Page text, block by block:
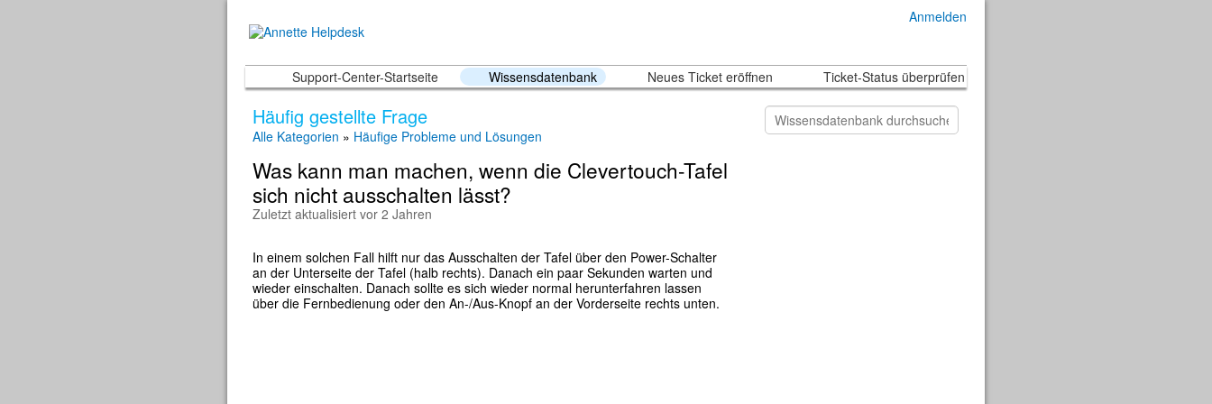
Anmelden
Support-Center-Startseite Wissensdatenbank Neues Ticket eröffnen Ticket-Status überprüfen
Häufig gestellte Frage
Alle Kategorien » Häufige Probleme und Lösungen
Was kann man machen, wenn die Clevertouch-Tafel
sich nicht ausschalten lässt?
Zuletzt aktualisiert vor 2 Jahren
In einem solchen Fall hilft nur das Ausschalten der Tafel über den Power-Schalter
an der Unterseite der Tafel (halb rechts). Danach ein paar Sekunden warten und
wieder einschalten. Danach sollte es sich wieder normal herunterfahren lassen
über die Fernbedienung oder den An-/Aus-Knopf an der Vorderseite rechts unten.